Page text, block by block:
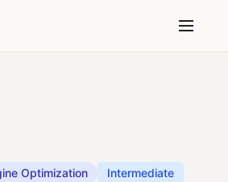
Optimization Intermediate